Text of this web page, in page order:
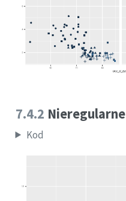
7.4.2 Nieregularne
Kod